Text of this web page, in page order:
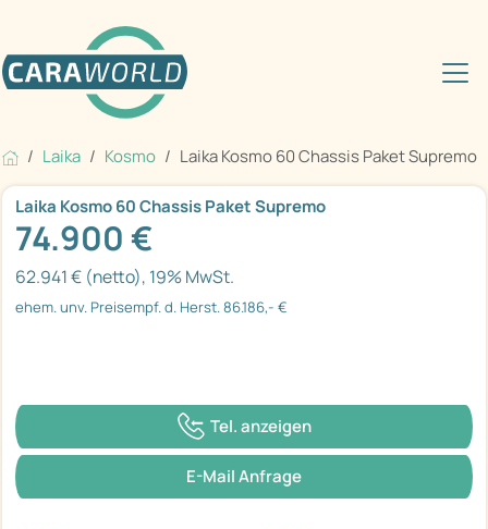
Laika Kosmo Laika Kosmo 60 Chassis Paket Supremo
Laika Kosmo 60 Chassis Paket Supremo
74.900 €
62.941 € (netto), 19% MwSt.
ehem. unv. Preisempf. d. Herst. 86.186,- €
Tel. anzeigen
E-Mail Anfrage